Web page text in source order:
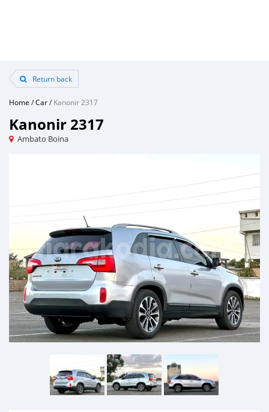
Return back
Home /Car/Kanonir 2317
Kanonir 2317
Ambato Boina